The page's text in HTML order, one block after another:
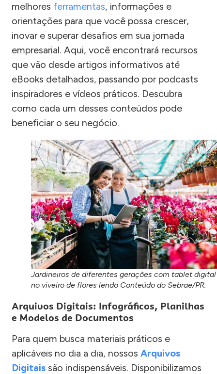
melhores ferramentas, informações e
orientações para que você possa crescer,
inovar e superar desafios em sua jornada
empresarial. Aqui, você encontrará recursos
que vão desde artigos informativos até
eBooks detalhados, passando por podcasts
inspiradores e vídeos práticos. Descubra
como cada um desses conteúdos pode
beneficiar o seu negócio.
Jardineiros de diferentes gerações com tablet digital
no viveiro de flores lendo Conteúdo do Sebrae/PR.
Arquivos Digitais: Infográficos, Planilhas
e Modelos de Documentos
Para quem busca materiais práticos e
aplicáveis no dia a dia, nossos Arquivos
Digitais são indispensáveis. Disponibilizamos